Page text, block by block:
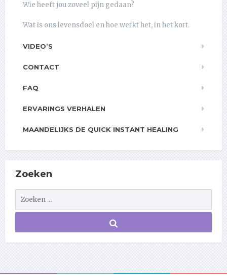
Wie heeft jou zoveel pijn gedaan?
Wat is ons levensdoel en hoe werkt het, in het kort.
VIDEO’S
CONTACT
FAQ
ERVARINGS VERHALEN
MAANDELIJKS DE QUICK INSTANT HEALING
Zoeken